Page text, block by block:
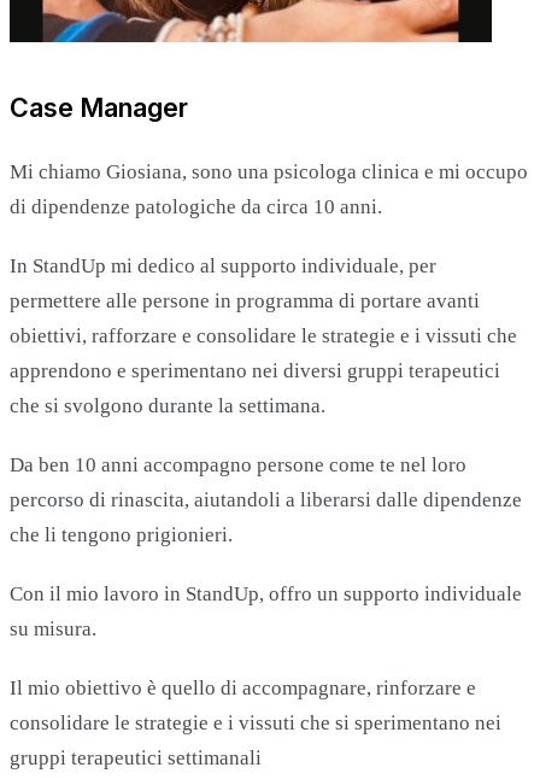
Case Manager
Mi chiamo Giosiana, sono una psicologa clinica e mi occupo
di dipendenze patologiche da circa 10 anni.
In StandUp mi dedico al supporto individuale, per
permettere alle persone in programma di portare avanti
obiettivi, rafforzare e consolidare le strategie e i vissuti che
apprendono e sperimentano nei diversi gruppi terapeutici
che si svolgono durante la settimana.
Da ben 10 anni accompagno persone come te nel loro
percorso di rinascita, aiutandoli a liberarsi dalle dipendenze
che li tengono prigionieri.
Con il mio lavoro in StandUp, offro un supporto individuale
su misura.
Il mio obiettivo è quello di accompagnare, rinforzare e
consolidare le strategie e i vissuti che si sperimentano nei
gruppi terapeutici settimanali